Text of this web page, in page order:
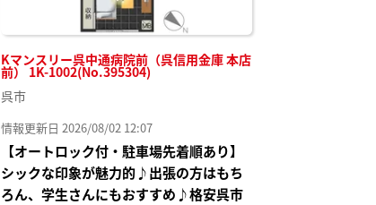
Kマンスリー呉中通病院前（呉信用金庫 本店
前） 1K-1002(No.395304)
呉市
情報更新日 2026/08/02 12:07
【オートロック付・駐車場先着順あり】
シックな印象が魅力的♪出張の方はもち
ろん、学生さんにもおすすめ♪格安呉市